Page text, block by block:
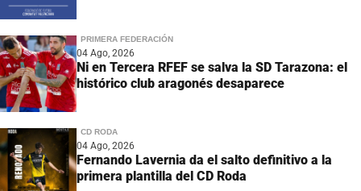
PRIMERA FEDERACIÓN
04 Ago, 2026
Ni en Tercera RFEF se salva la SD Tarazona: el
histórico club aragonés desaparece
CD RODA
04 Ago, 2026
Fernando Lavernia da el salto definitivo a la
primera plantilla del CD Roda